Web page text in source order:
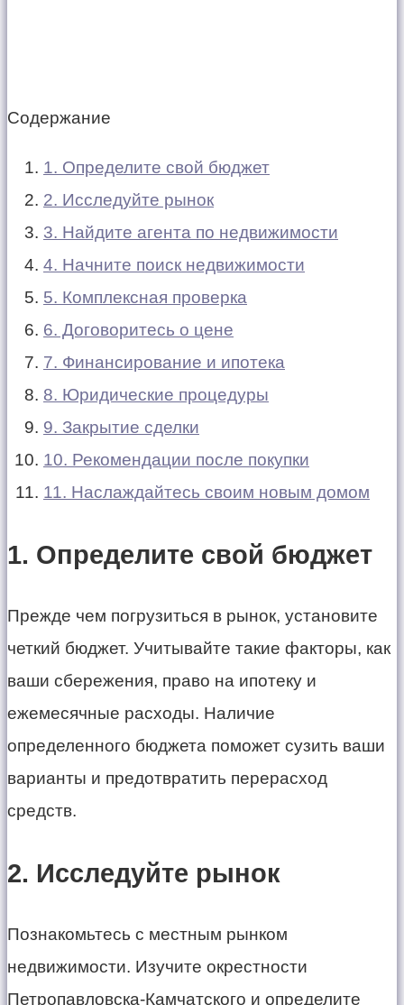
Содержание
1. Определите свой бюджет
2. Исследуйте рынок
3. Найдите агента по недвижимости
4. Начните поиск недвижимости
5. Комплексная проверка
6. Договоритесь о цене
7. Финансирование и ипотека
8. Юридические процедуры
9. Закрытие сделки
10. Рекомендации после покупки
11. Наслаждайтесь своим новым домом
1. Определите свой бюджет
Прежде чем погрузиться в рынок, установите
четкий бюджет. Учитывайте такие факторы, как
ваши сбережения, право на ипотеку и
ежемесячные расходы. Наличие
определенного бюджета поможет сузить ваши
варианты и предотвратить перерасход
средств.
2. Исследуйте рынок
Познакомьтесь с местным рынком
недвижимости. Изучите окрестности
Петропавловска-Камчатского и определите